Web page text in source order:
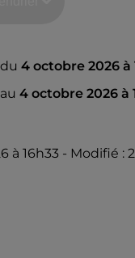
du 4 octobre 2026 à
au 4 octobre 2026 à
à 16h33 - Modifié :